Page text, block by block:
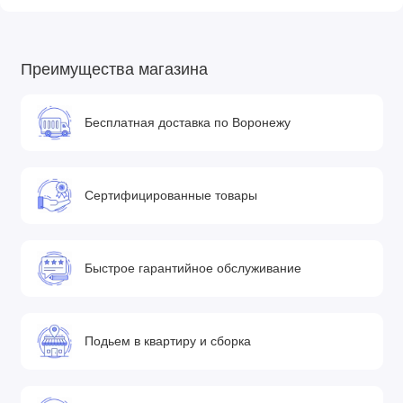
• Регулируемая подножка обтянута эко-кожей, чтобы легко
• 4-позиционное регулирование спинки, от полностью
лежачего до сидячего положения
Шасси и колеса:
• Система антишок на передних колесах
• Легкая алюминиевая конструкция, оснащенная
езды
• Простой, интуитивно понятный механизм складывания /
Преимущества магазина
Бесплатная доставка по Воронежу
Сертифицированные товары
Быстрое гарантийное обслуживание
Подьем в квартиру и сборка